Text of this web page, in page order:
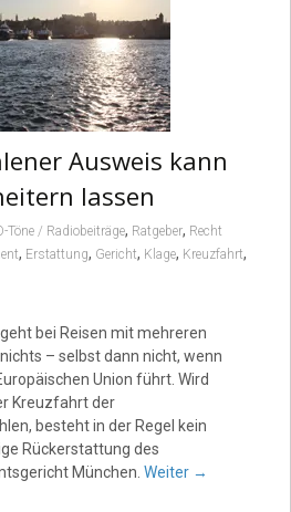
Ausweis kann
lassen
Töne / Radiobeiträge, Ratgeber, Recht
, Erstattung, Gericht, Klage, Kreuzfahrt,
bei Reisen mit mehreren
– selbst dann nicht, wenn
Union führt. Wird
Kreuzfahrt der
besteht in der Regel kein
Rückerstattung des
München. Weiter →